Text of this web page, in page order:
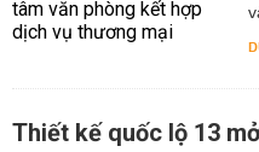
Thiết kế quốc lộ 13